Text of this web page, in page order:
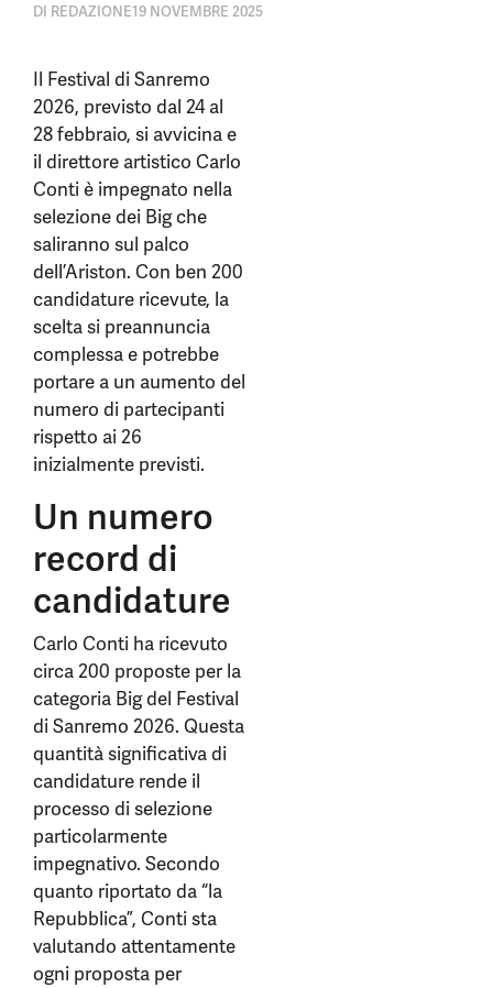
DI REDAZIONE19 NOVEMBRE 2025
Il Festival di Sanremo
2026, previsto dal 24 al
28 febbraio, si avvicina e
il direttore artistico Carlo
Conti è impegnato nella
selezione dei Big che
saliranno sul palco
dell’Ariston. Con ben 200
candidature ricevute, la
scelta si preannuncia
complessa e potrebbe
portare a un aumento del
numero di partecipanti
rispetto ai 26
inizialmente previsti.
Un numero
record di
candidature
Carlo Conti ha ricevuto
circa 200 proposte per la
categoria Big del Festival
di Sanremo 2026. Questa
quantità significativa di
candidature rende il
processo di selezione
particolarmente
impegnativo. Secondo
quanto riportato da “la
Repubblica”, Conti sta
valutando attentamente
ogni proposta per